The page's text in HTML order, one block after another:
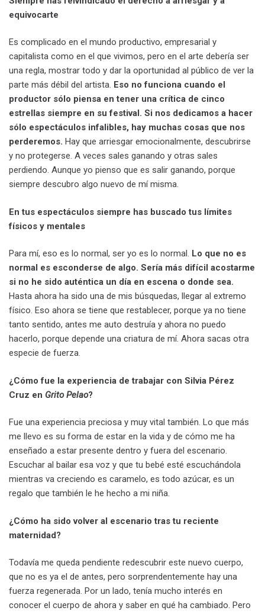
equivocarte
Es complicado en el mundo productivo, empresarial y
capitalista como en el que vivimos, pero en el arte debería ser
una regla, mostrar todo y dar la oportunidad al público de ver la
parte más débil del artista. Eso no funciona cuando el
productor sólo piensa en tener una crítica de cinco
estrellas siempre en su festival. Si nos dedicamos a hacer
sólo espectáculos infalibles, hay muchas cosas que nos
perderemos. Hay que arriesgar emocionalmente, descubrirse
y no protegerse. A veces sales ganando y otras sales
perdiendo. Aunque yo pienso que es salir ganando, porque
siempre descubro algo nuevo de mí misma.
En tus espectáculos siempre has buscado tus límites
físicos y mentales
Para mí, eso es lo normal, ser yo es lo normal. Lo que no es
normal es esconderse de algo. Sería más difícil acostarme
si no he sido auténtica un día en escena o donde sea.
Hasta ahora ha sido una de mis búsquedas, llegar al extremo
físico. Eso ahora se tiene que restablecer, porque ya no tiene
tanto sentido, antes me auto destruía y ahora no puedo
hacerlo, porque depende una criatura de mí. Ahora sacas otra
especie de fuerza.
¿Cómo fue la experiencia de trabajar con Silvia Pérez
Cruz en Grito Pelao?
Fue una experiencia preciosa y muy vital también. Lo que más
me llevo es su forma de estar en la vida y de cómo me ha
enseñado a estar presente dentro y fuera del escenario.
Escuchar al bailar esa voz y que tu bebé esté escuchándola
mientras va creciendo es caramelo, es todo azúcar, es un
regalo que también le he hecho a mi niña.
¿Cómo ha sido volver al escenario tras tu reciente
maternidad?
Todavía me queda pendiente redescubrir este nuevo cuerpo,
que no es ya el de antes, pero sorprendentemente hay una
fuerza regenerada. Por un lado, tenía mucho interés en
conocer el cuerpo de ahora y saber en qué ha cambiado. Pero